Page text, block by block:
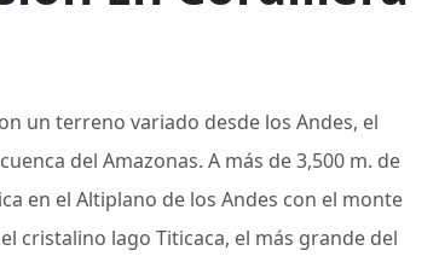
un terreno variado desde los Andes, el
del Amazonas. A más de 3,500 m. de
en el Altiplano de los Andes con el monte
cristalino lago Titicaca, el más grande del